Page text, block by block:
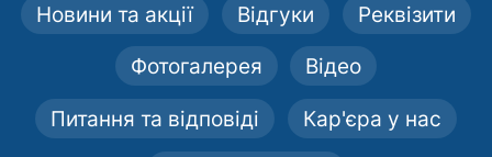
Новини та акції Відгуки Реквізити
Фотогалерея Відео
Питання та відповіді Кар'єра у нас